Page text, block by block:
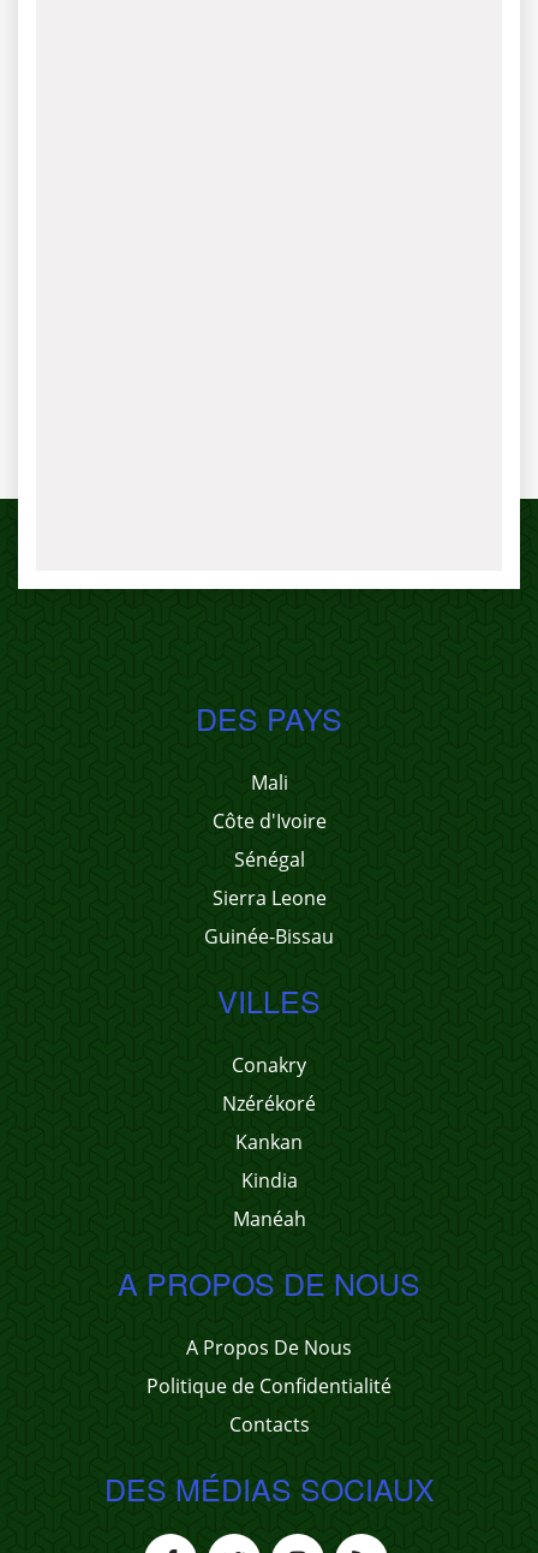
DES PAYS
Mali
Côte d'Ivoire
Sénégal
Sierra Leone
Guinée-Bissau
VILLES
Conakry
Nzérékoré
Kankan
Kindia
Manéah
A PROPOS DE NOUS
A Propos De Nous
Politique de Confidentialité
Contacts
DES MÉDIAS SOCIAUX